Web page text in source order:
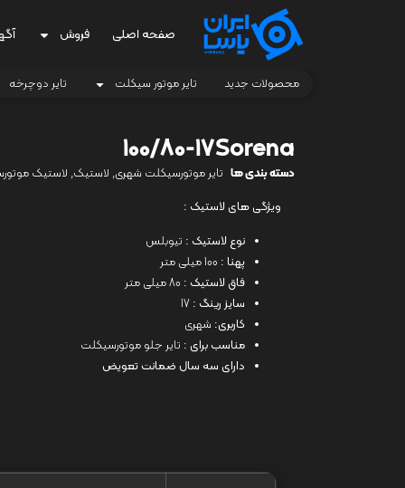
صفحه اصلی فروش
محصولات جدید تایر موتور سیکلت تایر دوچرخه
100/80-17Sorena
دسته بندی ها تایر موتورسیکلت شهری, لاستیک, لاستیک
ویژگی های لاستیک :
نوع لاستیک : تیوبلس
پهنا : 100 میلی متر
فاق لاستیک : 80 میلی متر
سایز رینگ : 17
کاربری: شهری
مناسب برای : تایر جلو موتورسیکلت
دارای سه سال ضمانت تعویض